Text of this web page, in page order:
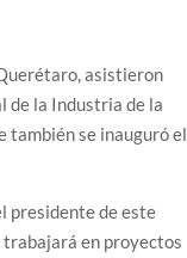
asistieron
de la Industria de la
también se inauguró el
presidente de este
trabajará en proyectos